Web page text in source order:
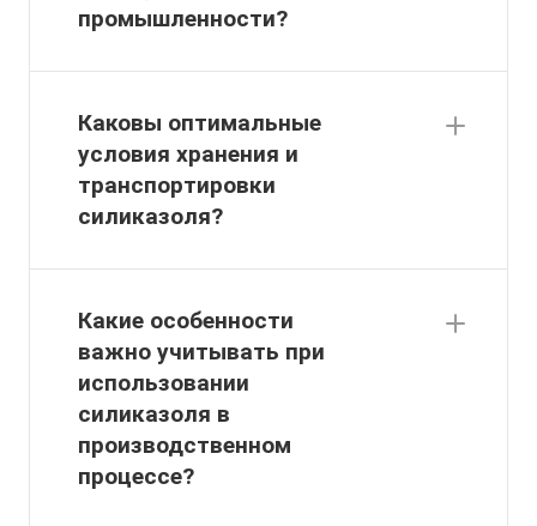
промышленности?
Каковы оптимальные
условия хранения и
транспортировки
силиказоля?
Какие особенности
важно учитывать при
использовании
силиказоля в
производственном
процессе?